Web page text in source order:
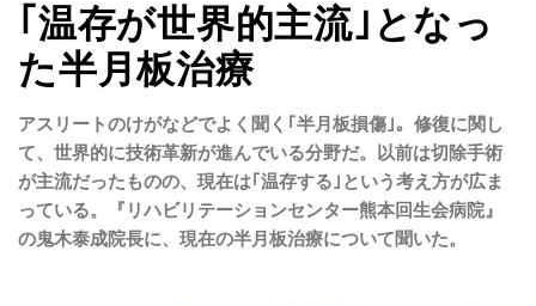
｢温存が世界的主流｣となっ
た半月板治療
アスリートのけがなどでよく聞く｢半月板損傷｣。修復に関し
て、世界的に技術革新が進んでいる分野だ。
以前は切除手術
が主流だったものの、現在は｢温存する｣という考え方が広ま
っている。『リハビリテーションセンター熊本回生会病院』
の鬼木泰成院長に、現在の半月板治療について聞いた。